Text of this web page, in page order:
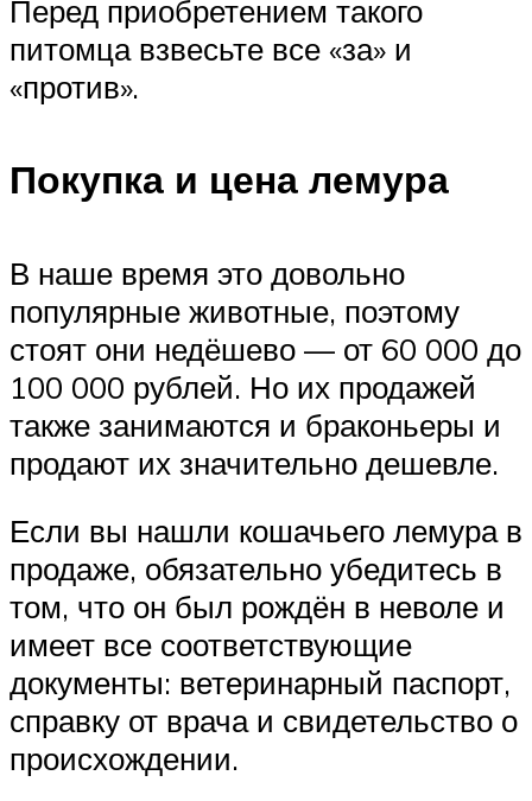
Перед приобретением такого
питомца взвесьте все «за» и
«против».
Покупка и цена лемура
В наше время это довольно
популярные животные, поэтому
стоят они недёшево — от 60 000 до
100 000 рублей. Но их продажей
также занимаются и браконьеры и
продают их значительно дешевле.
Если вы нашли кошачьего лемура в
продаже, обязательно убедитесь в
том, что он был рождён в неволе и
имеет все соответствующие
документы: ветеринарный паспорт,
справку от врача и свидетельство о
происхождении.